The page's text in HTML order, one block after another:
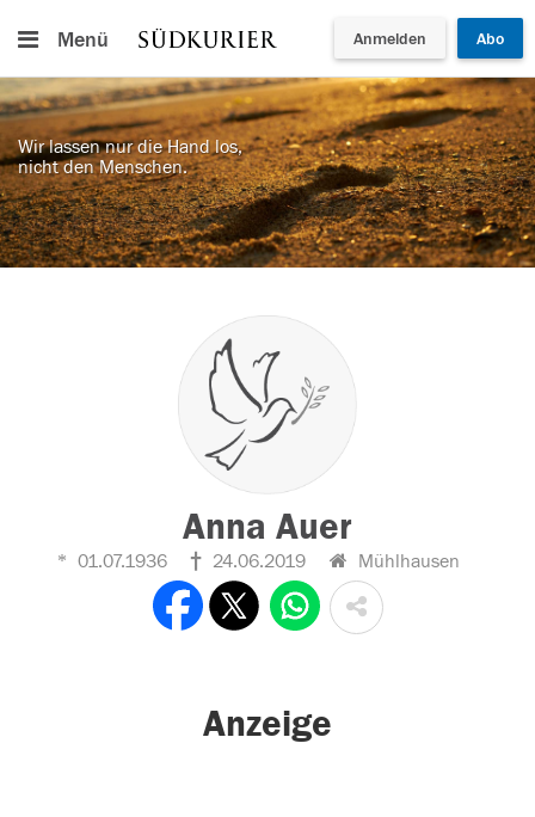
Menü Anmelden Abo
Wir lassen nur die Hand los,
nicht den Menschen.
Anna Auer
01.07.1936 24.06.2019 Mühlhausen
Anzeige